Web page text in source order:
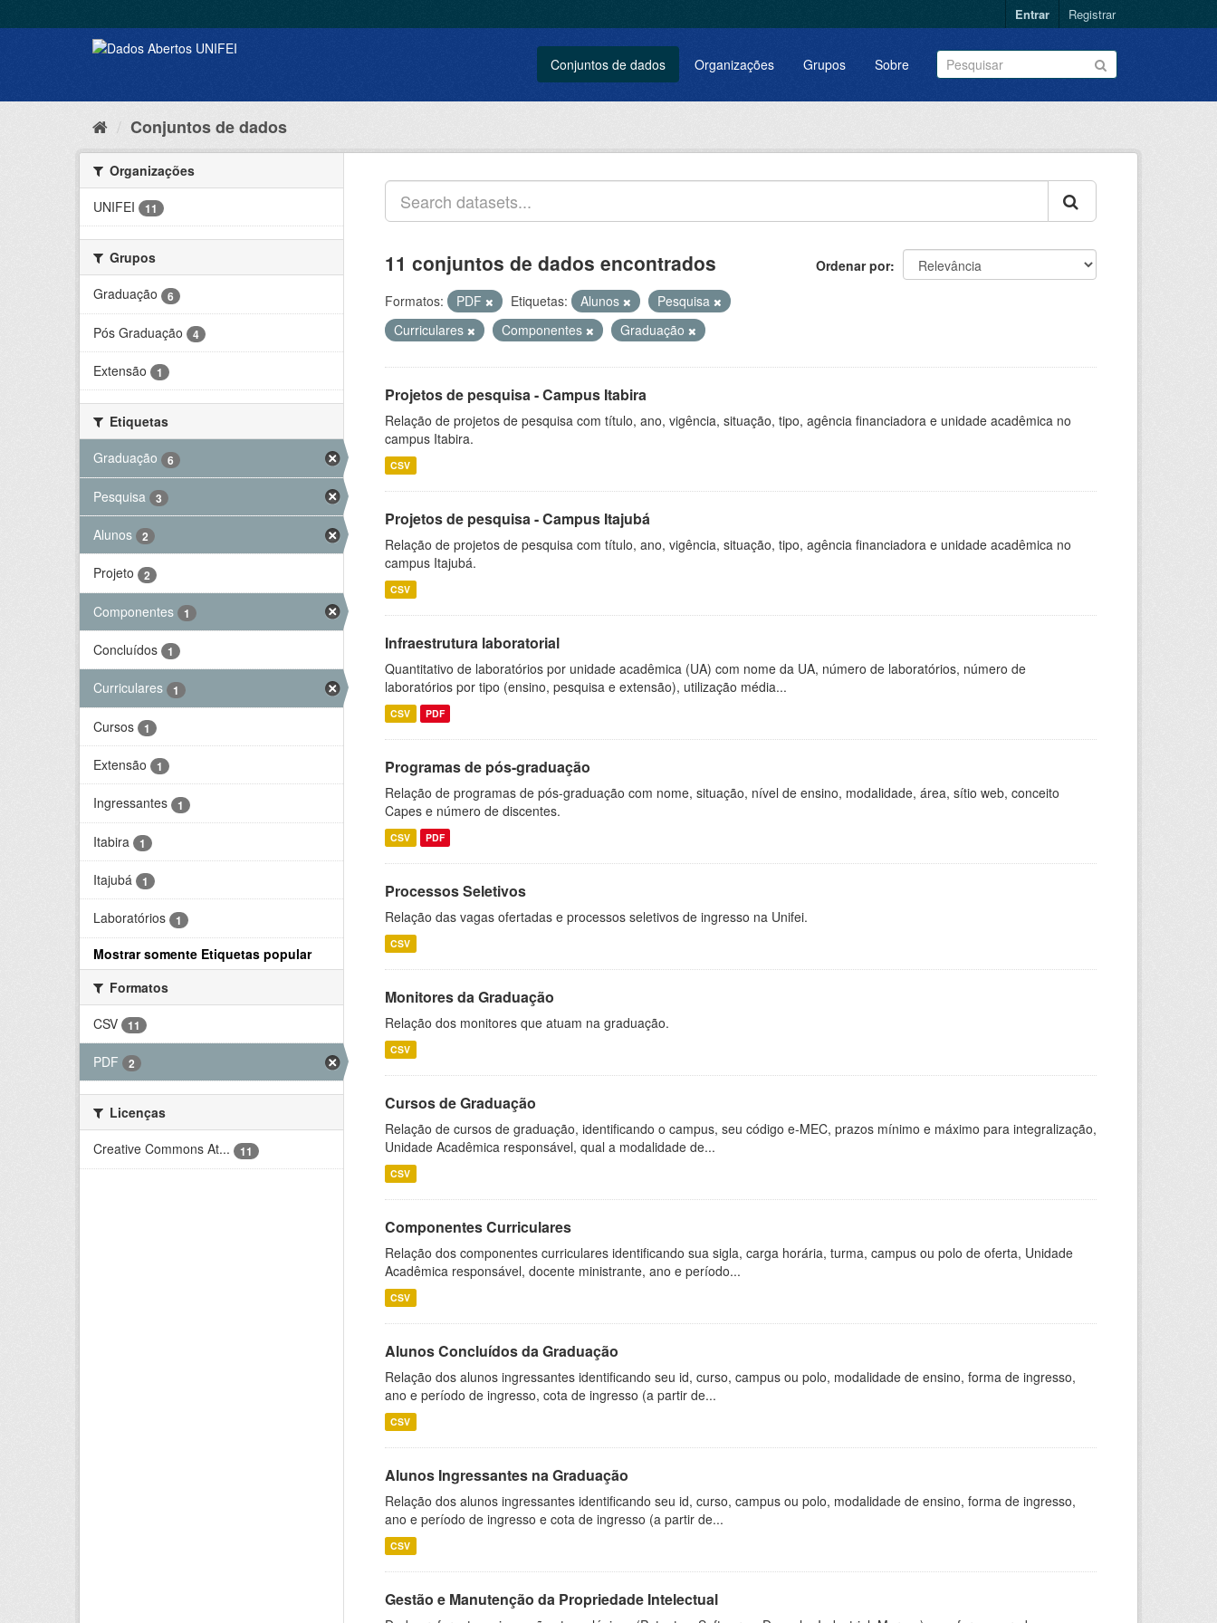
Entrar Registrar
Conjuntos de dados Organizações Grupos Sobre
Conjuntos de dados
Organizações
UNIFEI
11
Grupos
Graduação
6
Pós Graduação 4
Extensão 1
Etiquetas
Graduação
6
Pesquisa 3
Alunos 2
Projeto 2
Componentes 1
Concluídos 1
Curriculares 1
Cursos 1
Extensão 1
Ingressantes 1
Itabira 1
Itajubá 1
Laboratórios 1
Mostrar somente Etiquetas popular
Formatos
CSV
11
PDF 2
Licenças
Creative Commons At...
11
Ordenar por
11 conjuntos de dados encontrados
Formatos: PDF Etiquetas: Alunos
Pesquisa
Curriculares
Componentes Graduação
Projetos de pesquisa - Campus Itabira
Relação de projetos de pesquisa com título, ano, vigência, situação, tipo, agência financiadora e unidade acadêmica no
campus Itabira.
CSV
Projetos de pesquisa - Campus Itajubá
Relação de projetos de pesquisa com título, ano, vigência, situação, tipo, agência financiadora e unidade acadêmica no
campus Itajubá.
CSV
Infraestrutura laboratorial
Quantitativo de laboratórios por unidade acadêmica (UA) com nome da UA, número de laboratórios, número de
laboratórios por tipo (ensino, pesquisa e extensão), utilização média...
CSV PDF
Programas de pós-graduação
Relação de programas de pós-graduação com nome, situação, nível de ensino, modalidade, área, sítio web, conceito
Capes e número de discentes.
CSV PDF
Processos Seletivos
Relação das vagas ofertadas e processos seletivos de ingresso na Unifei.
CSV
Monitores da Graduação
Relação dos monitores que atuam na graduação.
CSV
Cursos de Graduação
Relação de cursos de graduação, identificando o campus, seu código e-MEC, prazos mínimo e máximo para integralização,
Unidade Acadêmica responsável, qual a modalidade de...
CSV
Componentes Curriculares
Relação dos componentes curriculares identificando sua sigla, carga horária, turma, campus ou polo de oferta, Unidade
Acadêmica responsável, docente ministrante, ano e período...
CSV
Alunos Concluídos da Graduação
Relação dos alunos ingressantes identificando seu id, curso, campus ou polo, modalidade de ensino, forma de ingresso,
ano e período de ingresso, cota de ingresso (a partir de...
CSV
Alunos Ingressantes na Graduação
Relação dos alunos ingressantes identificando seu id, curso, campus ou polo, modalidade de ensino, forma de ingresso,
ano e período de ingresso e cota de ingresso (a partir de...
CSV
Gestão e Manutenção da Propriedade Intelectual